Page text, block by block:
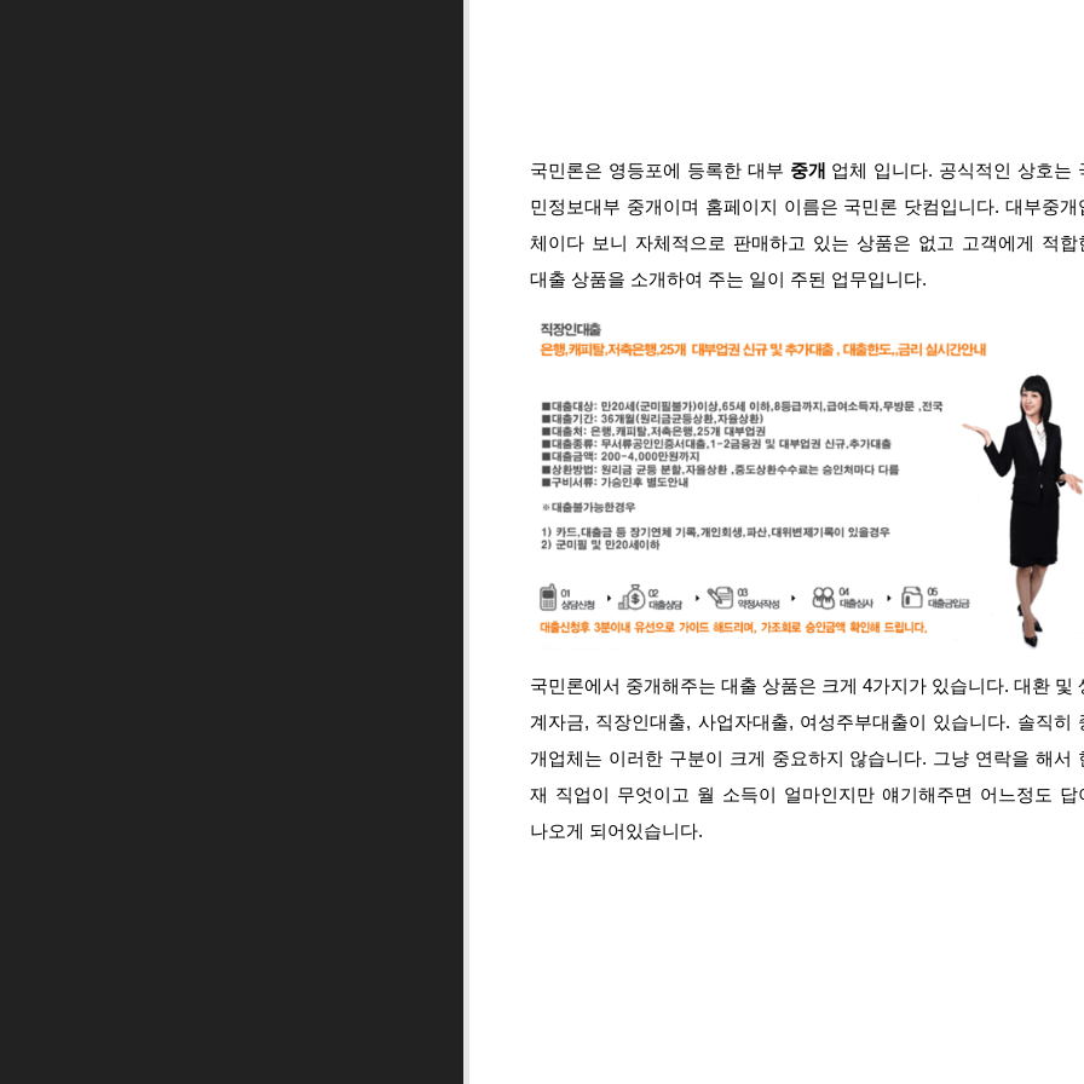
국민론은 영등포에 등록한 대부 중개 업체 입니다. 공식적인 상호는
민정보대부 중개이며 홈페이지 이름은 국민론 닷컴입니다. 대부중개
체이다 보니 자체적으로 판매하고 있는 상품은 없고 고객에게 적합
대출 상품을 소개하여 주는 일이 주된 업무입니다.
국민론에서 중개해주는 대출 상품은 크게 4가지가 있습니다. 대환 및
계자금, 직장인대출, 사업자대출, 여성주부대출이 있습니다. 솔직히
개업체는 이러한 구분이 크게 중요하지 않습니다. 그냥 연락을 해서
재 직업이 무엇이고 월 소득이 얼마인지만 얘기해주면 어느정도 답
나오게 되어있습니다.